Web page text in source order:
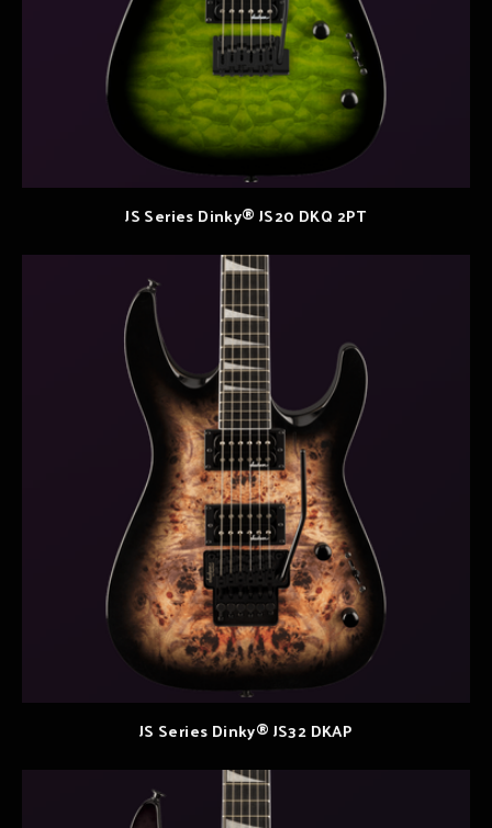
JS Series Dinky® JS20 DKQ 2PT
JS Series Dinky® JS32 DKAP